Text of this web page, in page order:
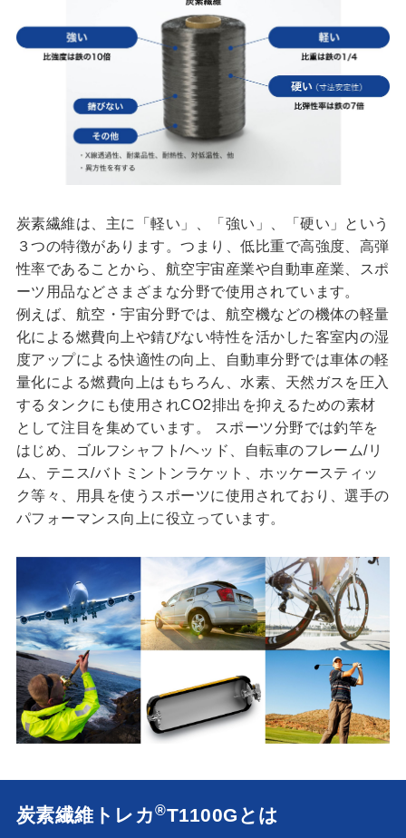
炭素繊維は、主に「軽い」、「強い」、「硬い」という
３つの特徴があります。つまり、低比重で高強度、高弾
性率であることから、航空宇宙産業や自動車産業、スポ
ーツ用品などさまざまな分野で使用されています。
例えば、航空・宇宙分野では、航空機などの機体の軽量
化による燃費向上や錆びない特性を活かした客室内の湿
度アップによる快適性の向上、自動車分野では車体の軽
量化による燃費向上はもちろん、水素、天然ガスを圧入
するタンクにも使用されCO2排出を抑えるための素材
として注目を集めています。 スポーツ分野では釣竿を
はじめ、ゴルフシャフト/ヘッド、自転車のフレーム/リ
ム、テニス/バトミントンラケット、ホッケースティッ
ク等々、用具を使うスポーツに使用されており、選手の
パフォーマンス向上に役立っています。
炭素繊維トレカ®T1100Gとは